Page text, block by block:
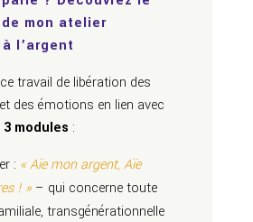
mon atelier
l’argent
travail de libération des
des émotions en lien avec
3 modules :
: « Aïe mon argent, Aïe
! » – qui concerne toute
transgénérationnelle